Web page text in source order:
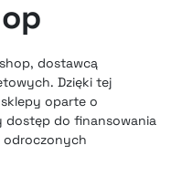
dostawcą
Dzięki tej
oparte o
dostęp do finansowania
odroczonych